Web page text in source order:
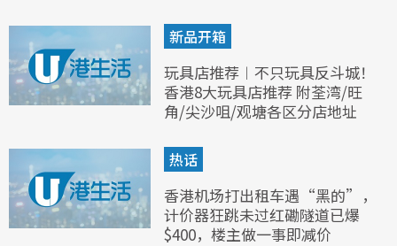
新品开箱
玩具店推荐︱不只玩具反斗城！
香港8大玩具店推荐 附荃湾/旺
角/尖沙咀/观塘各区分店地址
热话
香港机场打出租车遇“黑的”，
计价器狂跳未过红磡隧道已爆
$400，楼主做一事即减价